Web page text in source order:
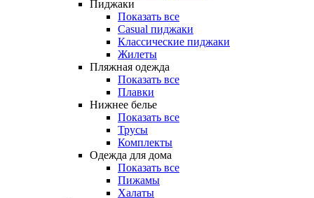
Пиджаки
Показать все
Casual пиджаки
Классические пиджаки
Жилеты
Пляжная одежда
Показать все
Плавки
Нижнее белье
Показать все
Трусы
Комплекты
Одежда для дома
Показать все
Пижамы
Халаты